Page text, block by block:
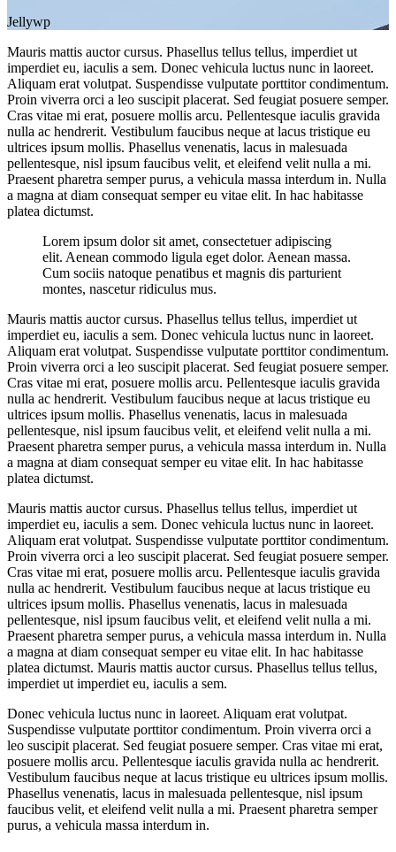
Jellywp
Mauris mattis auctor cursus. Phasellus tellus tellus, imperdiet ut
imperdiet eu, iaculis a sem. Donec vehicula luctus nunc in laoreet.
Aliquam erat volutpat. Suspendisse vulputate porttitor condimentum.
Proin viverra orci a leo suscipit placerat. Sed feugiat posuere semper.
Cras vitae mi erat, posuere mollis arcu. Pellentesque iaculis gravida
nulla ac hendrerit. Vestibulum faucibus neque at lacus tristique eu
ultrices ipsum mollis. Phasellus venenatis, lacus in malesuada
pellentesque, nisl ipsum faucibus velit, et eleifend velit nulla a mi.
Praesent pharetra semper purus, a vehicula massa interdum in. Nulla
a magna at diam consequat semper eu vitae elit. In hac habitasse
platea dictumst.
Lorem ipsum dolor sit amet, consectetuer adipiscing
elit. Aenean commodo ligula eget dolor. Aenean massa.
Cum sociis natoque penatibus et magnis dis parturient
montes, nascetur ridiculus mus.
Mauris mattis auctor cursus. Phasellus tellus tellus, imperdiet ut
imperdiet eu, iaculis a sem. Donec vehicula luctus nunc in laoreet.
Aliquam erat volutpat. Suspendisse vulputate porttitor condimentum.
Proin viverra orci a leo suscipit placerat. Sed feugiat posuere semper.
Cras vitae mi erat, posuere mollis arcu. Pellentesque iaculis gravida
nulla ac hendrerit. Vestibulum faucibus neque at lacus tristique eu
ultrices ipsum mollis. Phasellus venenatis, lacus in malesuada
pellentesque, nisl ipsum faucibus velit, et eleifend velit nulla a mi.
Praesent pharetra semper purus, a vehicula massa interdum in. Nulla
a magna at diam consequat semper eu vitae elit. In hac habitasse
platea dictumst.
Mauris mattis auctor cursus. Phasellus tellus tellus, imperdiet ut
imperdiet eu, iaculis a sem. Donec vehicula luctus nunc in laoreet.
Aliquam erat volutpat. Suspendisse vulputate porttitor condimentum.
Proin viverra orci a leo suscipit placerat. Sed feugiat posuere semper.
Cras vitae mi erat, posuere mollis arcu. Pellentesque iaculis gravida
nulla ac hendrerit. Vestibulum faucibus neque at lacus tristique eu
ultrices ipsum mollis. Phasellus venenatis, lacus in malesuada
pellentesque, nisl ipsum faucibus velit, et eleifend velit nulla a mi.
Praesent pharetra semper purus, a vehicula massa interdum in. Nulla
a magna at diam consequat semper eu vitae elit. In hac habitasse
platea dictumst. Mauris mattis auctor cursus. Phasellus tellus tellus,
imperdiet ut imperdiet eu, iaculis a sem.
Donec vehicula luctus nunc in laoreet. Aliquam erat volutpat.
Suspendisse vulputate porttitor condimentum. Proin viverra orci a
leo suscipit placerat. Sed feugiat posuere semper. Cras vitae mi erat,
posuere mollis arcu. Pellentesque iaculis gravida nulla ac hendrerit.
Vestibulum faucibus neque at lacus tristique eu ultrices ipsum mollis.
Phasellus venenatis, lacus in malesuada pellentesque, nisl ipsum
faucibus velit, et eleifend velit nulla a mi. Praesent pharetra semper
purus, a vehicula massa interdum in.